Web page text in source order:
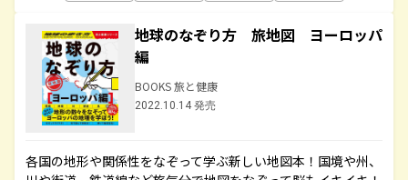
地球のなぞり方 旅地図 ヨーロッパ
編
BOOKS 旅と健康
2022.10.14 発売
各国の地形や関係性をなぞって学ぶ新しい地図本！国境や州、